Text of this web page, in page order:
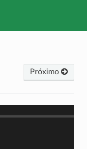
Próximo